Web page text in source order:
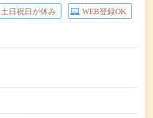
土日祝日が休み WEB登録OK